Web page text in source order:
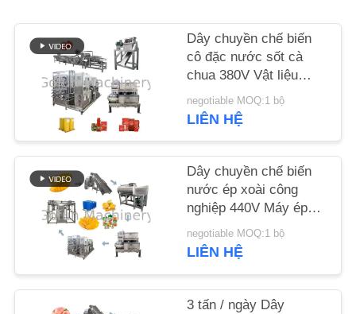
LIÊN
CHÚNG
TIN
TỨC
TRƯỜNG
HỢP
Dây chuyền chế biến
cô đặc nước sốt cà
chua 380V Vật liệu
thép không gỉ 304
negotiable MOQ:1 bộ
LIÊN HỆ
Dây chuyền chế biến
nước ép xoài công
nghiệp 440V Máy ép
xoài
negotiable MOQ:1 bộ
LIÊN HỆ
3 tấn / ngày Dây